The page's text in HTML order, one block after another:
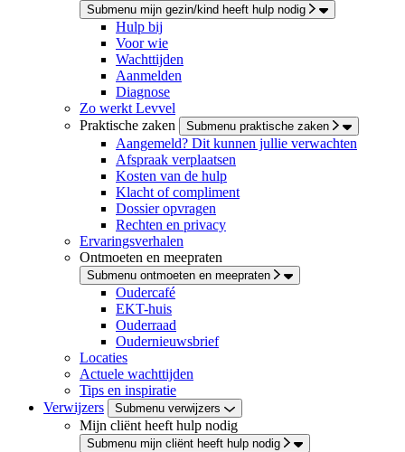
Submenu mijn gezin/kind heeft hulp nodig
Hulp bij
Voor wie
Wachttijden
Aanmelden
Diagnose
Zo werkt Levvel
Praktische zaken
Submenu praktische zaken
Aangemeld? Dit kunnen jullie verwachten
Afspraak verplaatsen
Kosten van de hulp
Klacht of compliment
Dossier opvragen
Rechten en privacy
Ervaringsverhalen
Ontmoeten en meepraten
Submenu ontmoeten en meepraten
Oudercafé
EKT-huis
Ouderraad
Oudernieuwsbrief
Locaties
Actuele wachttijden
Tips en inspiratie
Verwijzers
Submenu verwijzers
Mijn cliënt heeft hulp nodig
Submenu mijn cliënt heeft hulp nodig